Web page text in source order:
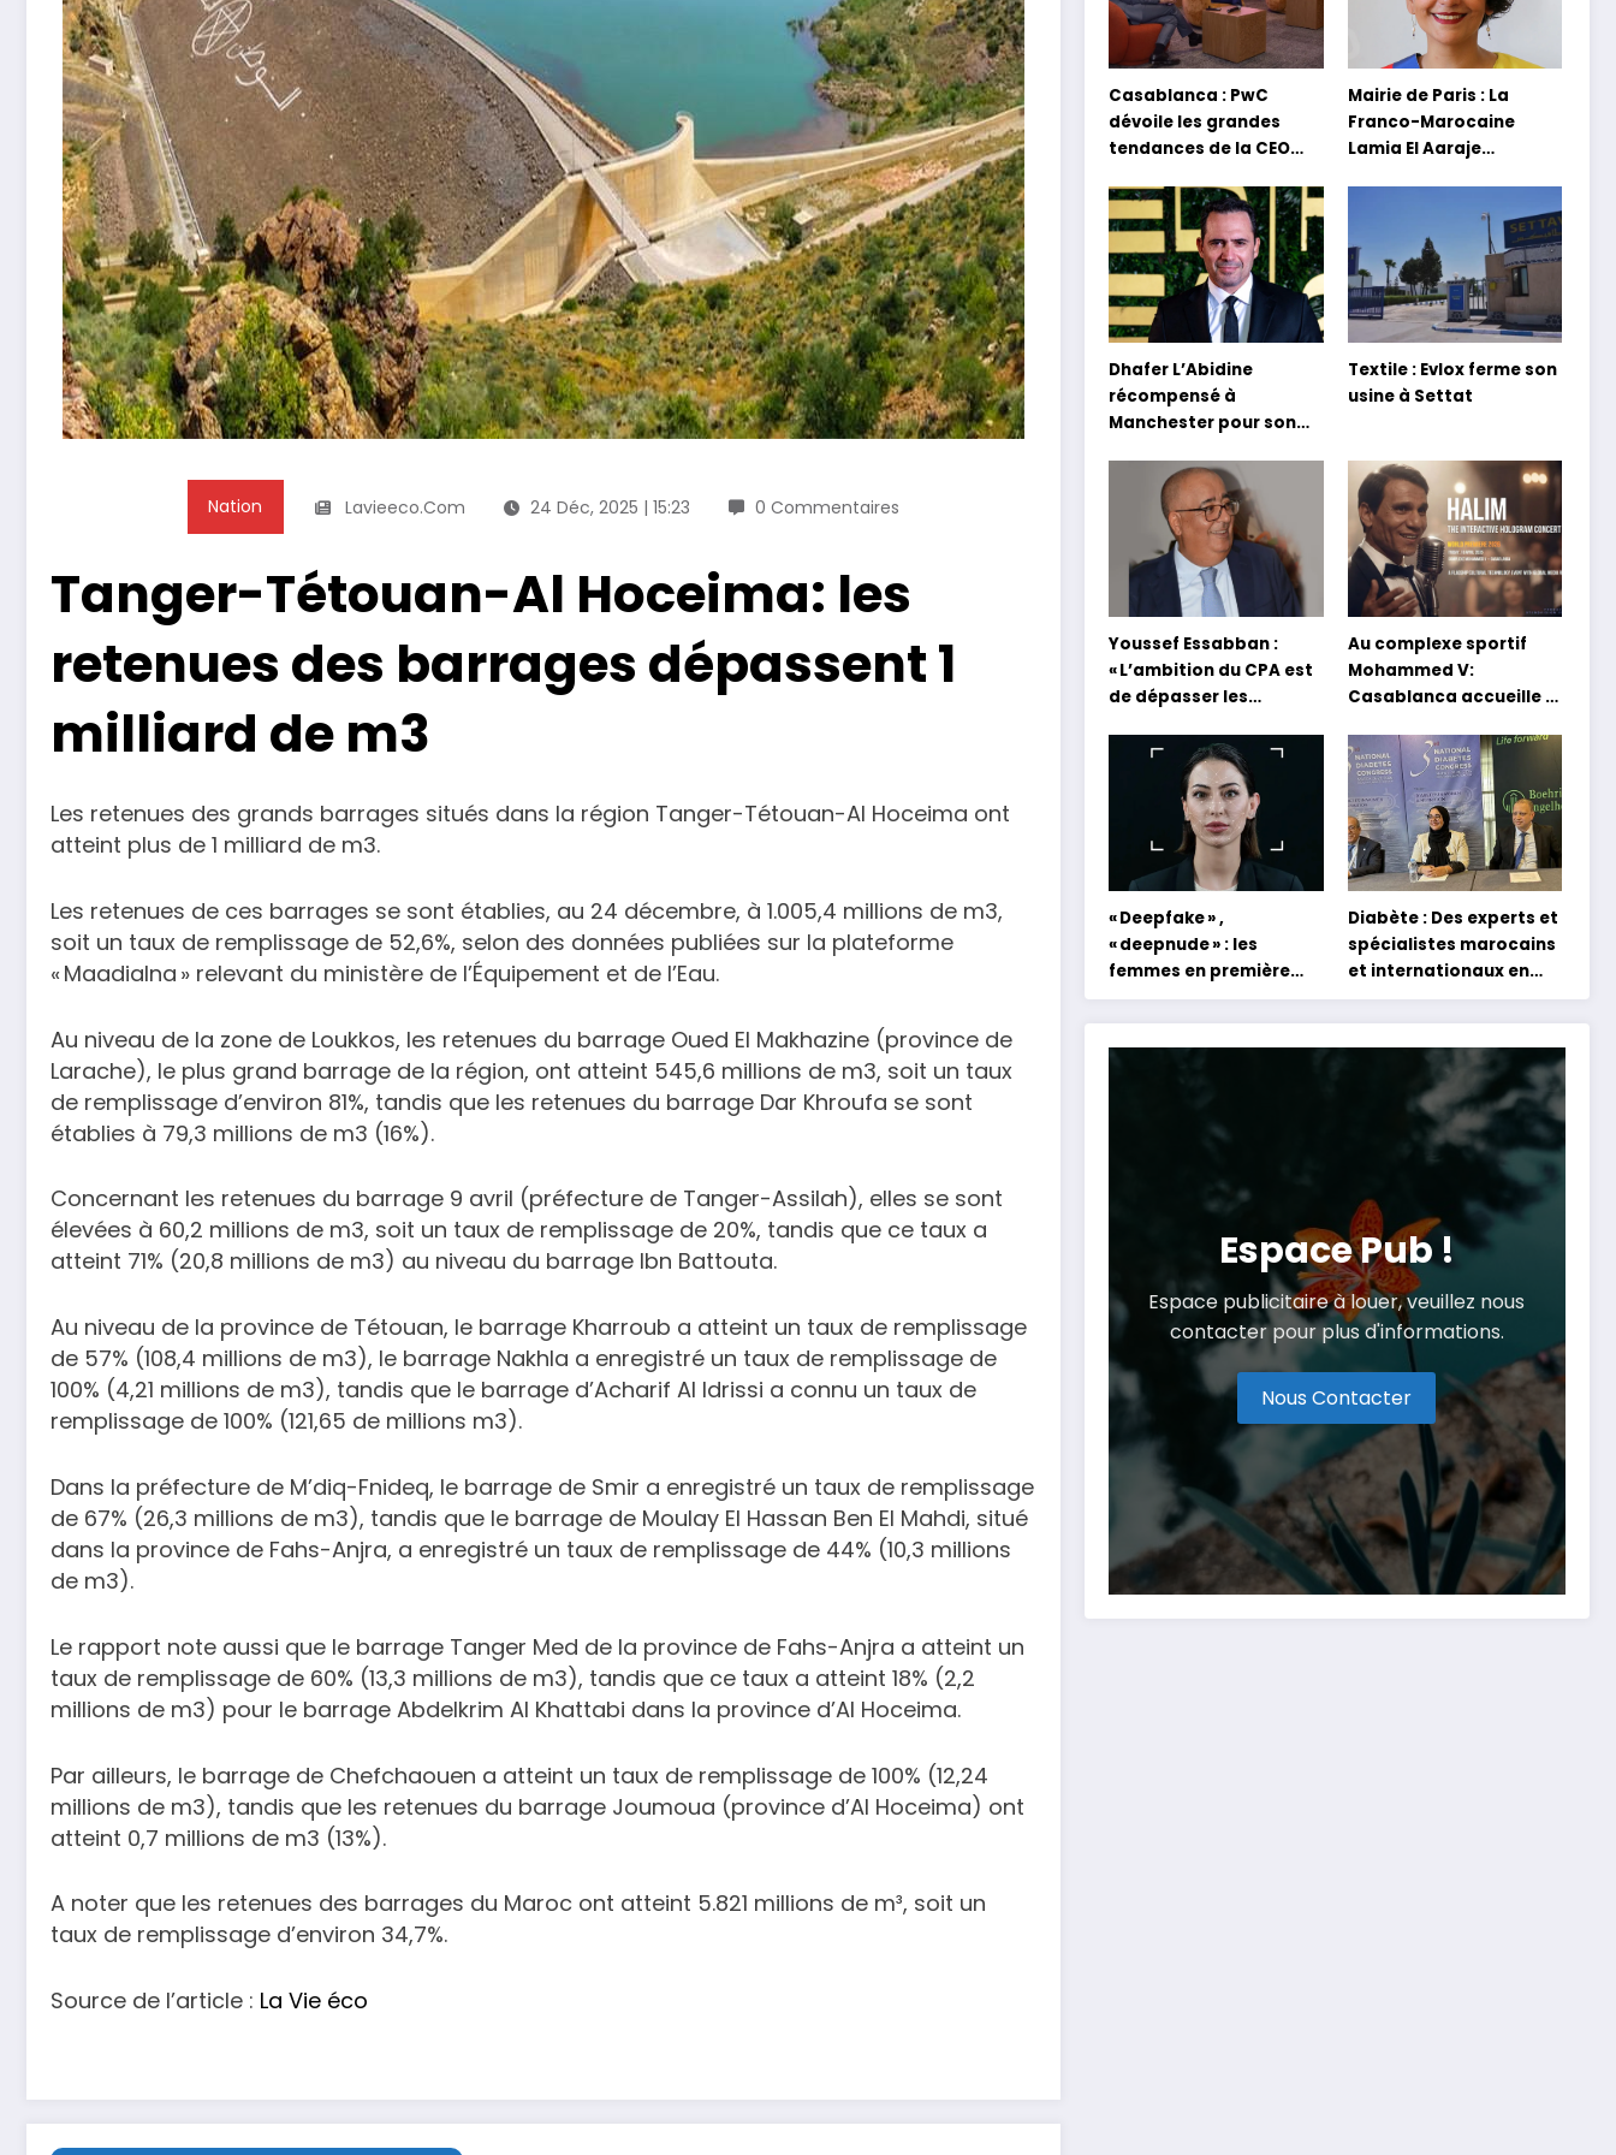
Nation Lavieeco.com 24 Déc, 2025 | 15:23 0 Commentaires
Tanger-Tétouan-Al Hoceima: les
retenues des barrages dépassent 1
milliard de m3
Les retenues des grands barrages situés dans la région Tanger-Tétouan-Al Hoceima ont
atteint plus de 1 milliard de m3.
Les retenues de ces barrages se sont établies, au 24 décembre, à 1.005,4 millions de m3,
soit un taux de remplissage de 52,6%, selon des données publiées sur la plateforme
« Maadialna » relevant du ministère de l’Équipement et de l’Eau.
Au niveau de la zone de Loukkos, les retenues du barrage Oued El Makhazine (province de
Larache), le plus grand barrage de la région, ont atteint 545,6 millions de m3, soit un taux
de remplissage d’environ 81%, tandis que les retenues du barrage Dar Khroufa se sont
établies à 79,3 millions de m3 (16%).
Concernant les retenues du barrage 9 avril (préfecture de Tanger-Assilah), elles se sont
élevées à 60,2 millions de m3, soit un taux de remplissage de 20%, tandis que ce taux a
atteint 71% (20,8 millions de m3) au niveau du barrage Ibn Battouta.
Au niveau de la province de Tétouan, le barrage Kharroub a atteint un taux de remplissage
de 57% (108,4 millions de m3), le barrage Nakhla a enregistré un taux de remplissage de
100% (4,21 millions de m3), tandis que le barrage d’Acharif Al Idrissi a connu un taux de
remplissage de 100% (121,65 de millions m3).
Dans la préfecture de M’diq-Fnideq, le barrage de Smir a enregistré un taux de remplissage
de 67% (26,3 millions de m3), tandis que le barrage de Moulay El Hassan Ben El Mahdi, situé
dans la province de Fahs-Anjra, a enregistré un taux de remplissage de 44% (10,3 millions
de m3).
Le rapport note aussi que le barrage Tanger Med de la province de Fahs-Anjra a atteint un
taux de remplissage de 60% (13,3 millions de m3), tandis que ce taux a atteint 18% (2,2
millions de m3) pour le barrage Abdelkrim Al Khattabi dans la province d’Al Hoceima.
Par ailleurs, le barrage de Chefchaouen a atteint un taux de remplissage de 100% (12,24
millions de m3), tandis que les retenues du barrage Joumoua (province d’Al Hoceima) ont
atteint 0,7 millions de m3 (13%).
A noter que les retenues des barrages du Maroc ont atteint 5.821 millions de m³, soit un
taux de remplissage d’environ 34,7%.
Source de l’article : La Vie éco
Casablanca : PwC
dévoile les grandes
tendances de la CEO
Mairie de Paris : La
Franco-Marocaine
Lamia El Aaraje
Dhafer L’Abidine
récompensé à
Manchester pour son
Textile : Evlox ferme son
usine à Settat
Youssef Essabban :
« L’ambition du CPA est
de dépasser les
et académiques de
formation en
s’appuyant sur le
partage des
expériences »
Au complexe sportif
Mohammed V:
Casablanca accueille la
concert holographique
d’Abdel Halim Hafez
« Deepfake » ,
« deepnude » : les
femmes en première
ligne face aux dangers
de l’intelligence
artificielle
Diabète : Des experts et
spécialistes marocains
et internationaux en
conclave à Tanger
Espace Pub !
Espace publicitaire à louer, veuillez nous
contacter pour plus d'informations.
Nous Contacter